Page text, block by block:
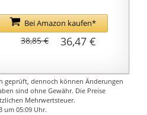
die
oder
Männer
als Gewebe,
beheizte Weste ist
für kalten Winter
Heizung】5
USB-Anschluss
Bei Amazon kaufen*
36,47 €
38,85 €
geprüft, dennoch können Änderungen
sind ohne Gewähr. Die Preise
Mehrwertsteuer.
um 05:09 Uhr.